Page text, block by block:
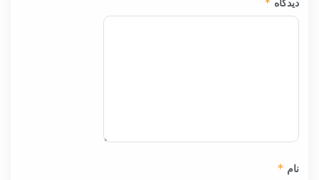
نام *